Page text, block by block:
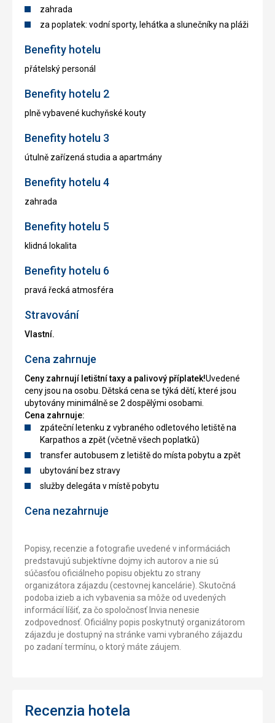
zahrada
za poplatek: vodní sporty, lehátka a slunečníky na pláži
Benefity hotelu
přátelský personál
Benefity hotelu 2
plně vybavené kuchyňské kouty
Benefity hotelu 3
útulně zařízená studia a apartmány
Benefity hotelu 4
zahrada
Benefity hotelu 5
klidná lokalita
Benefity hotelu 6
pravá řecká atmosféra
Stravování
Vlastní.
Cena zahrnuje
Ceny zahrnují letištní taxy a palivový příplatek!Uvedené
ceny jsou na osobu. Dětská cena se týká dětí, které jsou
ubytovány minimálně se 2 dospělými osobami.
Cena zahrnuje:
zpáteční letenku z vybraného odletového letiště na
Karpathos a zpět (včetně všech poplatků)
transfer autobusem z letiště do místa pobytu a zpět
ubytování bez stravy
služby delegáta v místě pobytu
Cena nezahrnuje
Popisy, recenzie a fotografie uvedené v informáciách
predstavujú subjektívne dojmy ich autorov a nie sú
súčasťou oficiálneho popisu objektu zo strany
organizátora zájazdu (cestovnej kancelárie). Skutočná
podoba izieb a ich vybavenia sa môže od uvedených
informácií líšiť, za čo spoločnosť Invia nenesie
zodpovednosť. Oficiálny popis poskytnutý organizátorom
zájazdu je dostupný na stránke vami vybraného zájazdu
po zadaní termínu, o ktorý máte záujem.
Recenzia hotela